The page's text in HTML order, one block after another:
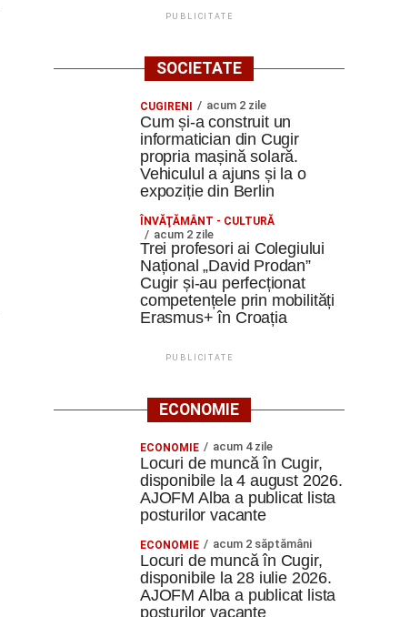
PUBLICITATE
SOCIETATE
CUGIRENI acum 2 zile
Cum și-a construit un
informatician din Cugir
propria mașină solară.
Vehiculul a ajuns și la o
expoziție din Berlin
ÎNVĂŢĂMÂNT - CULTURĂ
acum 2 zile
Trei profesori ai Colegiului
Național „David Prodan”
Cugir și-au perfecționat
competențele prin mobilități
Erasmus+ în Croația
PUBLICITATE
ECONOMIE
ECONOMIE acum 4 zile
Locuri de muncă în Cugir,
disponibile la 4 august 2026.
AJOFM Alba a publicat lista
posturilor vacante
ECONOMIE acum 2 săptămâni
Locuri de muncă în Cugir,
disponibile la 28 iulie 2026.
AJOFM Alba a publicat lista
posturilor vacante